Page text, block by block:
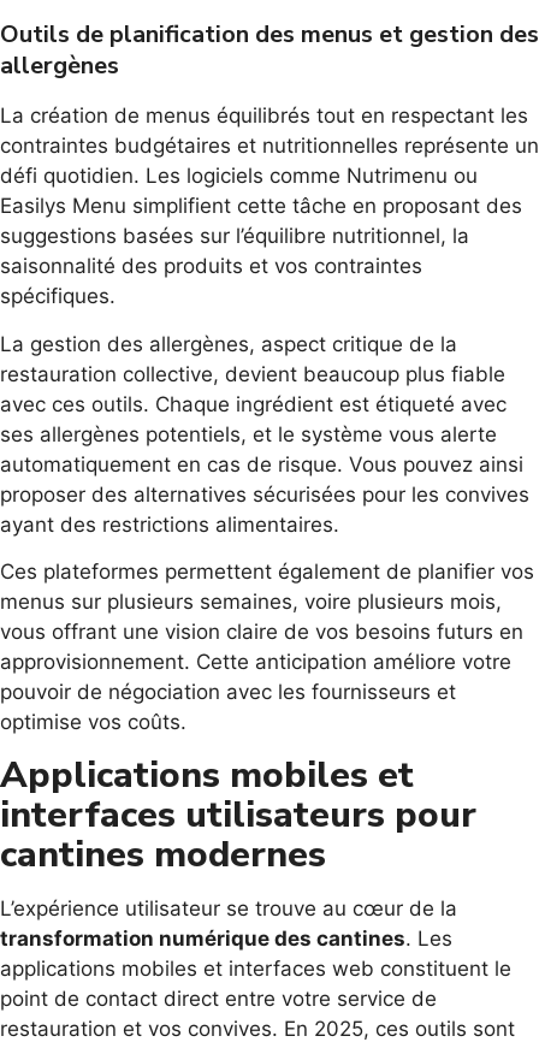
Outils de planification des menus et gestion des
allergènes
La création de menus équilibrés tout en respectant les
contraintes budgétaires et nutritionnelles représente un
défi quotidien. Les logiciels comme Nutrimenu ou
Easilys Menu simplifient cette tâche en proposant des
suggestions basées sur l’équilibre nutritionnel, la
saisonnalité des produits et vos contraintes
spécifiques.
La gestion des allergènes, aspect critique de la
restauration collective, devient beaucoup plus fiable
avec ces outils. Chaque ingrédient est étiqueté avec
ses allergènes potentiels, et le système vous alerte
automatiquement en cas de risque. Vous pouvez ainsi
proposer des alternatives sécurisées pour les convives
ayant des restrictions alimentaires.
Ces plateformes permettent également de planifier vos
menus sur plusieurs semaines, voire plusieurs mois,
vous offrant une vision claire de vos besoins futurs en
approvisionnement. Cette anticipation améliore votre
pouvoir de négociation avec les fournisseurs et
optimise vos coûts.
Applications mobiles et
interfaces utilisateurs pour
cantines modernes
L’expérience utilisateur se trouve au cœur de la
transformation numérique des cantines. Les
applications mobiles et interfaces web constituent le
point de contact direct entre votre service de
restauration et vos convives. En 2025, ces outils sont